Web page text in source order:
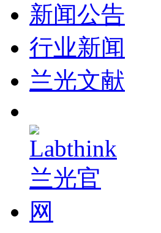
新闻公告
行业新闻
兰光文献